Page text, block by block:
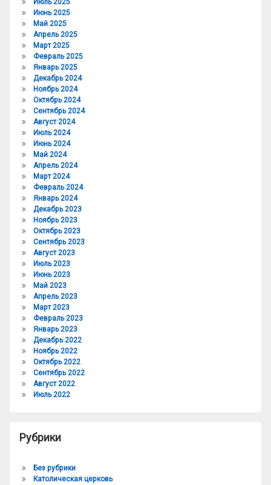
Июль 2025
Июнь 2025
Май 2025
Апрель 2025
Март 2025
Февраль 2025
Январь 2025
Декабрь 2024
Ноябрь 2024
Октябрь 2024
Сентябрь 2024
Август 2024
Июль 2024
Июнь 2024
Май 2024
Апрель 2024
Март 2024
Февраль 2024
Январь 2024
Декабрь 2023
Ноябрь 2023
Октябрь 2023
Сентябрь 2023
Август 2023
Июль 2023
Июнь 2023
Май 2023
Апрель 2023
Март 2023
Февраль 2023
Январь 2023
Декабрь 2022
Ноябрь 2022
Октябрь 2022
Сентябрь 2022
Август 2022
Июль 2022
Рубрики
Без рубрики
Католическая церковь